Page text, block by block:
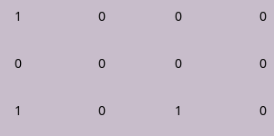
1 0 0 0
0 0 0 0
1 0 1 0